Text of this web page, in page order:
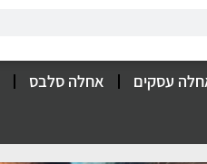
עסקים אחלה סלבס